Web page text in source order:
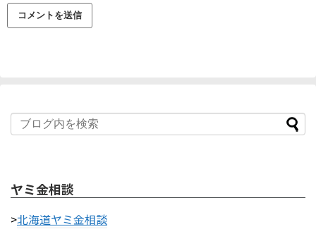
ヤミ金相談
>北海道ヤミ金相談